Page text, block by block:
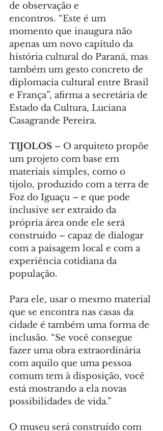
de observação e
encontros. “Este é um
momento que inaugura não
apenas um novo capítulo da
história cultural do Paraná, mas
também um gesto concreto de
diplomacia cultural entre Brasil
e França”, afirma a secretária de
Estado da Cultura, Luciana
Casagrande Pereira.
TIJOLOS – O arquiteto propõe
um projeto com base em
materiais simples, como o
tijolo, produzido com a terra de
Foz do Iguaçu – e que pode
inclusive ser extraído da
própria área onde ele será
construído – capaz de dialogar
com a paisagem local e com a
experiência cotidiana da
população.
Para ele, usar o mesmo material
que se encontra nas casas da
cidade é também uma forma de
inclusão. “Se você consegue
fazer uma obra extraordinária
com aquilo que uma pessoa
comum tem à disposição, você
está mostrando a ela novas
possibilidades de vida.”
O museu será construído com